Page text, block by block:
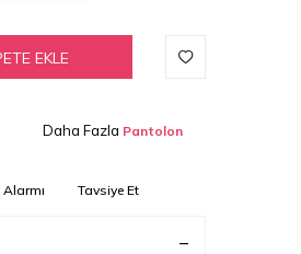
EKLE
Daha Fazla Pantolon
Tavsiye Et